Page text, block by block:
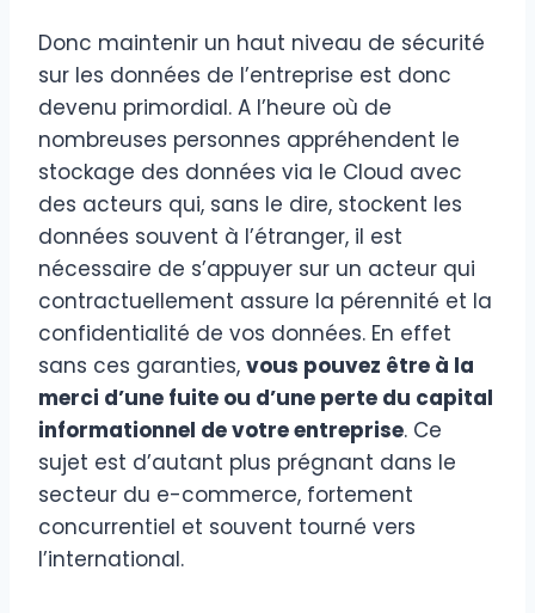
Donc maintenir un haut niveau de sécurité
sur les données de l’entreprise est donc
devenu primordial. A l’heure où de
nombreuses personnes appréhendent le
stockage des données via le Cloud avec
des acteurs qui, sans le dire, stockent les
données souvent à l’étranger, il est
nécessaire de s’appuyer sur un acteur qui
contractuellement assure la pérennité et la
confidentialité de vos données. En effet
sans ces garanties, vous pouvez être à la
merci d’une fuite ou d’une perte du capital
informationnel de votre entreprise. Ce
sujet est d’autant plus prégnant dans le
secteur du e-commerce, fortement
concurrentiel et souvent tourné vers
l’international.